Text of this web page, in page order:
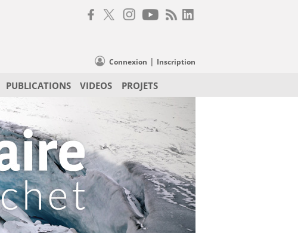
Connexion | Inscription
PUBLICATIONS VIDEOS PROJETS